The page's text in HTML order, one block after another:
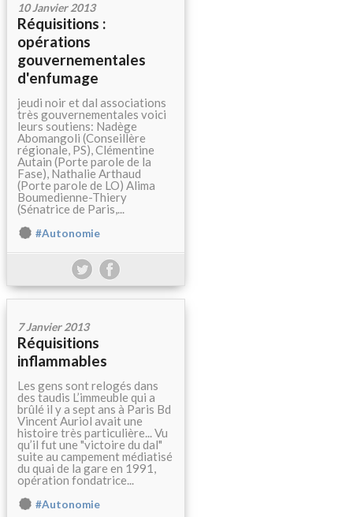
10 Janvier 2013
Réquisitions :
opérations
gouvernementales
d'enfumage
jeudi noir et dal associations
très gouvernementales voici
leurs soutiens: Nadège
Abomangoli (Conseillère
régionale, PS), Clémentine
Autain (Porte parole de la
Fase), Nathalie Arthaud
(Porte parole de LO) Alima
Boumedienne-Thiery
(Sénatrice de Paris,...
#Autonomie
7 Janvier 2013
Réquisitions
inflammables
Les gens sont relogés dans
des taudis L’immeuble qui a
brûlé il y a sept ans à Paris Bd
Vincent Auriol avait une
histoire très particulière... Vu
qu’il fut une "victoire du dal"
suite au campement médiatisé
du quai de la gare en 1991,
opération fondatrice...
#Autonomie